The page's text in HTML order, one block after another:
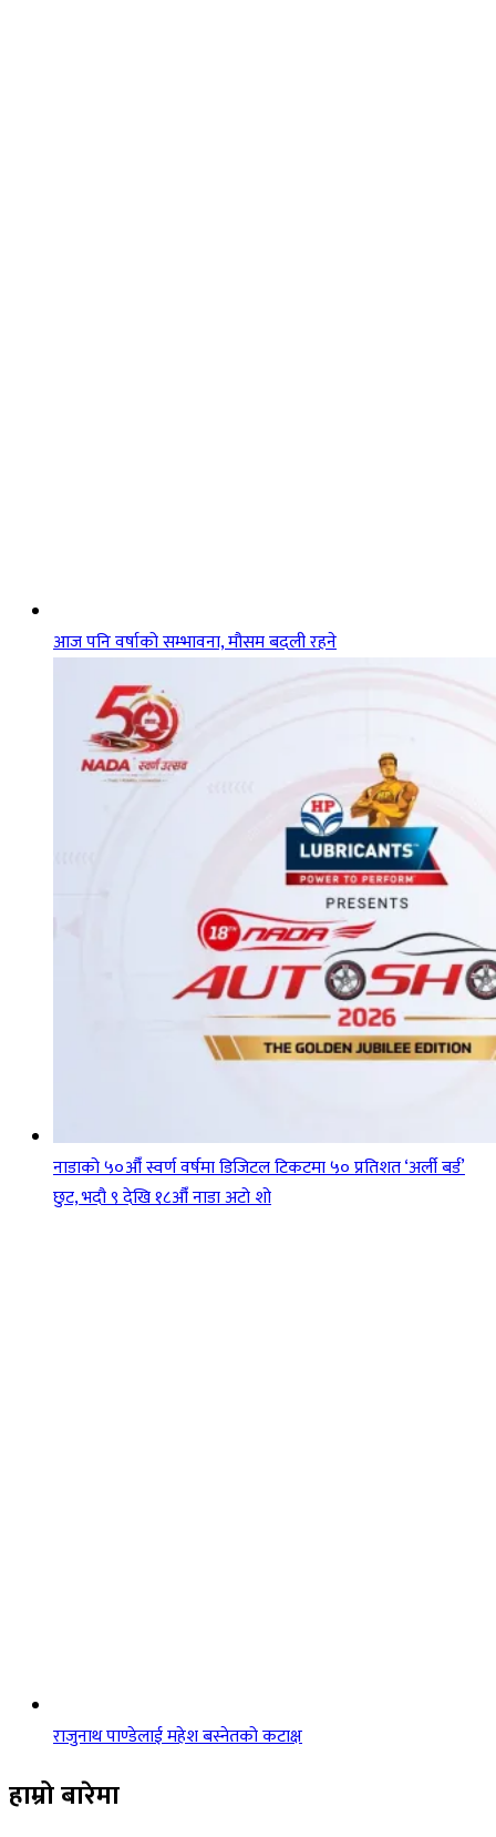
आज पनि वर्षाको सम्भावना, मौसम बदली रहने
नाडाको ५०औँ स्वर्ण वर्षमा डिजिटल टिकटमा ५० प्रतिशत ‘अर्ली बर्ड’
छुट, भदौ ९ देखि १८औँ नाडा अटो शो
राजुनाथ पाण्डेलाई महेश बस्नेतको कटाक्ष
हाम्रो बारेमा